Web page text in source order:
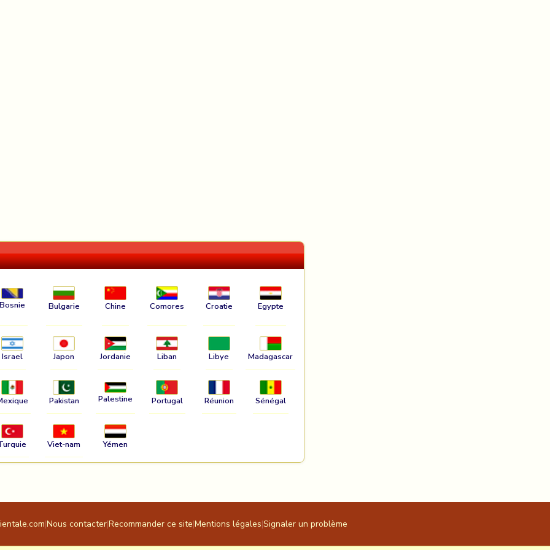
Bosnie Bulgarie Chine Comores Croatie Egypte
Israel Japon Jordanie Liban Libye Madagascar
Pakistan Palestine Portugal Réunion Sénégal
Viet-nam Yémen
|Nous contacter|Recommander ce site|Mentions légales|Signaler un problème